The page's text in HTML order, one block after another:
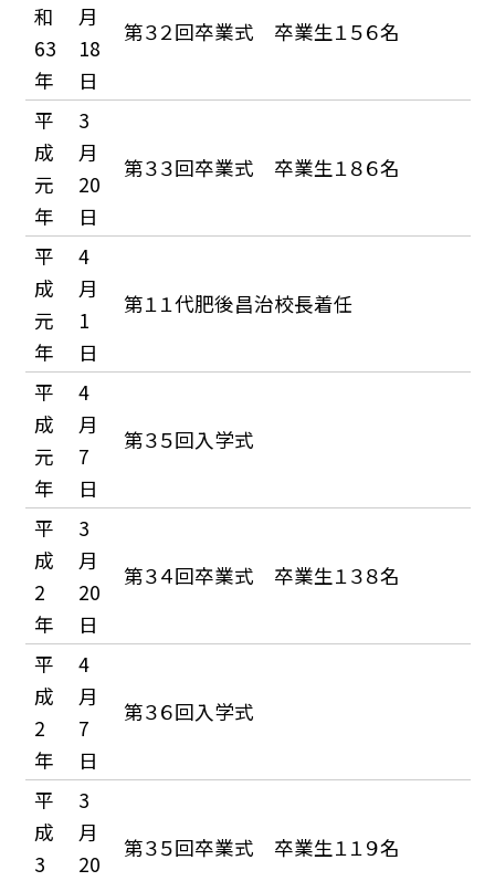
和
63
年
月
18
日
第３２回卒業式 卒業生１５６名
平
成
元
年
3
月
20
日
第３３回卒業式 卒業生１８６名
平
成
元
年
4
月
1
日
第１１代肥後昌治校長着任
平
成
元
年
4
月
7
日
第３５回入学式
平
成
2
年
3
月
20
日
第３４回卒業式 卒業生１３８名
平
成
2
年
4
月
7
日
第３６回入学式
平
成
3
3
月
20
第３５回卒業式 卒業生１１９名